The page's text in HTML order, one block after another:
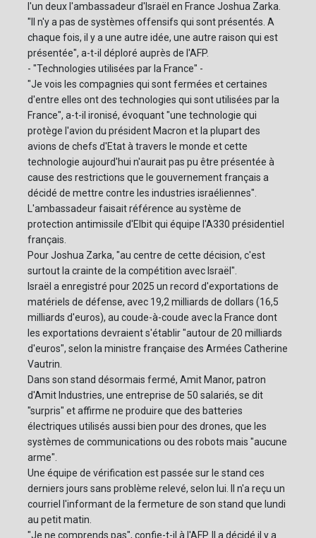
l'un deux l'ambassadeur d'Israël en France Joshua Zarka.
"Il n'y a pas de systèmes offensifs qui sont présentés. A
chaque fois, il y a une autre idée, une autre raison qui est
présentée", a-t-il déploré auprès de l'AFP.
- "Technologies utilisées par la France" -
"Je vois les compagnies qui sont fermées et certaines
d'entre elles ont des technologies qui sont utilisées par la
France", a-t-il ironisé, évoquant "une technologie qui
protège l'avion du président Macron et la plupart des
avions de chefs d'Etat à travers le monde et cette
technologie aujourd'hui n'aurait pas pu être présentée à
cause des restrictions que le gouvernement français a
décidé de mettre contre les industries israéliennes".
L'ambassadeur faisait référence au système de
protection antimissile d'Elbit qui équipe l'A330 présidentiel
français.
Pour Joshua Zarka, "au centre de cette décision, c'est
surtout la crainte de la compétition avec Israël".
Israël a enregistré pour 2025 un record d'exportations de
matériels de défense, avec 19,2 milliards de dollars (16,5
milliards d'euros), au coude-à-coude avec la France dont
les exportations devraient s'établir "autour de 20 milliards
d'euros", selon la ministre française des Armées Catherine
Vautrin.
Dans son stand désormais fermé, Amit Manor, patron
d'Amit Industries, une entreprise de 50 salariés, se dit
"surpris" et affirme ne produire que des batteries
électriques utilisés aussi bien pour des drones, que les
systèmes de communications ou des robots mais "aucune
arme".
Une équipe de vérification est passée sur le stand ces
derniers jours sans problème relevé, selon lui. Il n'a reçu un
courriel l'informant de la fermeture de son stand que lundi
au petit matin.
"Je ne comprends pas", confie-t-il à l'AFP. Il a décidé il y a